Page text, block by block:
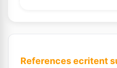
References ecritent